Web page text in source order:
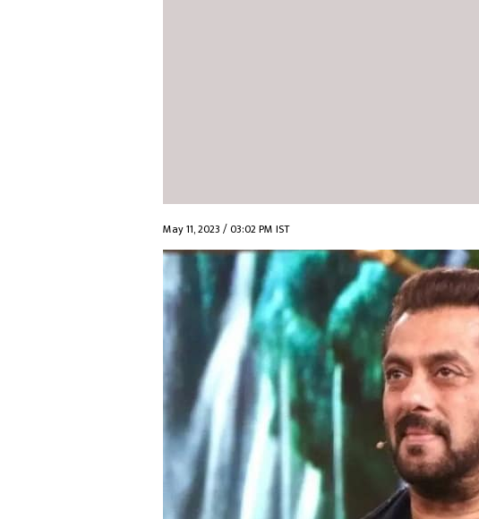
May 11, 2023 / 03:02 PM IST